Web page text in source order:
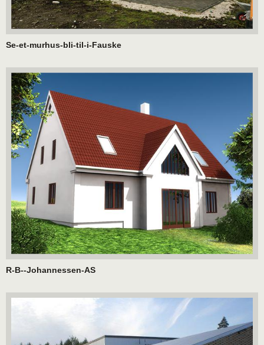
Se-et-murhus-bli-til-i-Fauske
R-B--Johannessen-AS